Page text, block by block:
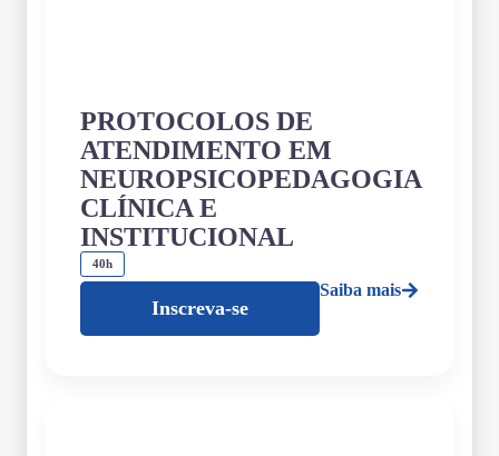
PROTOCOLOS DE
ATENDIMENTO EM
NEUROPSICOPEDAGOGIA
CLÍNICA E
INSTITUCIONAL
40h
Inscreva-se
Saiba mais